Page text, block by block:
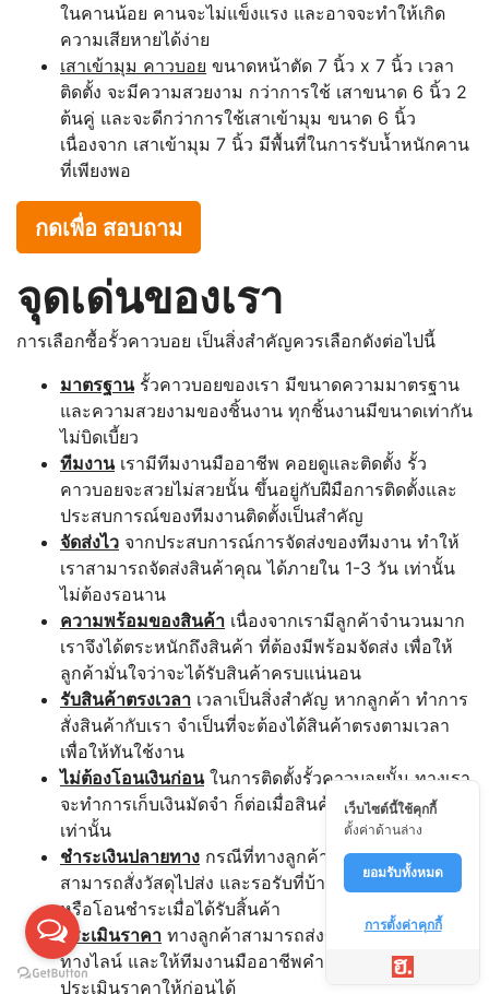
ในคานน้อย คานจะไม่แข็งแรง และอาจจะทำให้เกิด
ความเสียหายได้ง่าย
เสาเข้ามุม คาวบอย ขนาดหน้าตัด 7 นิ้ว x 7 นิ้ว เวลา
ติดตั้ง จะมีความสวยงาม กว่าการใช้ เสาขนาด 6 นิ้ว 2
ต้นคู่ และจะดีกว่าการใช้เสาเข้ามุม ขนาด 6 นิ้ว
เนื่องจาก เสาเข้ามุม 7 นิ้ว มีพื้นที่ในการรับน้ำหนักคาน
ที่เพียงพอ
กดเพื่อ สอบถาม
จุดเด่นของเรา
การเลือกซื้อรั้วคาวบอย เป็นสิ่งสำคัญควรเลือกดังต่อไปนี้
มาตรฐานรั้วคาวบอยของเรา มีขนาดความมาตรฐาน
และความสวยงามของชิ้นงาน ทุกชิ้นงานมีขนาดเท่ากัน
ไม่บิดเบี้ยว
ทีมงานเรามีทีมงานมืออาชีพ คอยดูและติดตั้ง รั้ว
คาวบอยจะสวยไม่สวยนั้น ขึ้นอยู่กับฝีมือการติดตั้งและ
ประสบการณ์ของทีมงานติดตั้งเป็นสำคัญ
จัดส่งไว จากประสบการณ์การจัดส่งของทีมงาน ทำให้
เราสามารถจัดส่งสินค้าคุณ ได้ภายใน 1-3 วัน เท่านั้น
ไม่ต้องรอนาน
ความพร้อมของสินค้า เนื่องจากเรามีลูกค้าจำนวนมาก
เราจึงได้ตระหนักถึงสินค้า ที่ต้องมีพร้อมจัดส่ง เพื่อให้
ลูกค้ามั่นใจว่าจะได้รับสินค้าครบแน่นอน
รับสินค้าตรงเวลา เวลาเป็นสิ่งสำคัญ หากลูกค้า ทำการ
สั่งสินค้ากับเรา จำเป็นที่จะต้องได้สินค้าตรงตามเวลา
เพื่อให้ทันใช้งาน
ไม่ต้องโอนเงินก่อนในการติดตั้งรั้วคาวบอยนั้น ทางเรา
จะทำการเก็บเงินมัดจำ ก็ต่อเมื่อสินค้าถึงหน้างานแล้ว
เท่านั้น
ชำระเงินปลายทาง กรณีที่ทางลูกค้าต้องการติดตั้งเอง
สามารถสั่งวัสดุไปส่ง และรอรับที่บ้าน สามารถจ่ายเงิน
หรือโอนชำระเมื่อได้รับสิ้นค้า
ประเมินราคา ทางลูกค้าสามารถส่งขนาดและแปลน
ทางไลน์ และให้ทีมงานมืออาชีพคำนวณ ค่าใช้จ่ายเพื่อ
ประเมินราคาให้ก่อนได้
เว็บไซต์นี้ใช้คุกกี้
ตั้งค่าด้านล่าง
ยอมรับทั้งหมด
การตั้งค่าคุกกี้